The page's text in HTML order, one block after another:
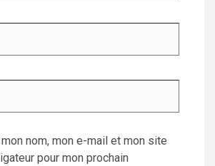
nom, mon e-mail et mon site
pour mon prochain